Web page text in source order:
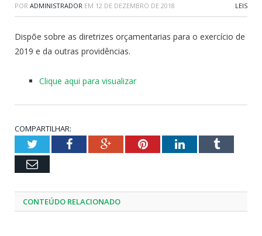
POR ADMINISTRADOR EM 12 DE DEZEMBRO DE 2018 LEIS
Dispõe sobre as diretrizes orçamentarias para o exercício de
2019 e da outras providências.
Clique aqui para visualizar
COMPARTILHAR:
TwitterFacebookGoogle+PinterestLinkedInTumblr
Email
CONTEÚDO RELACIONADO